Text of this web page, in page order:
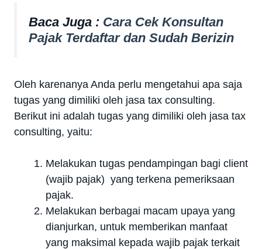
Baca Juga : Cara Cek Konsultan
Pajak Terdaftar dan Sudah Berizin
Oleh karenanya Anda perlu mengetahui apa saja
tugas yang dimiliki oleh jasa tax consulting.
Berikut ini adalah tugas yang dimiliki oleh jasa tax
consulting, yaitu:
Melakukan tugas pendampingan bagi client
(wajib pajak) yang terkena pemeriksaan
pajak.
Melakukan berbagai macam upaya yang
dianjurkan, untuk memberikan manfaat
yang maksimal kepada wajib pajak terkait